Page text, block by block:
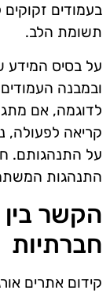
בעמודים
תשומת הלב.
על בסיס המידע
ובמבנה
לדוגמה, אם
קריאה לפעולה,
על התנהגותם.
התנהגות
חברתיות
קידום אתרים